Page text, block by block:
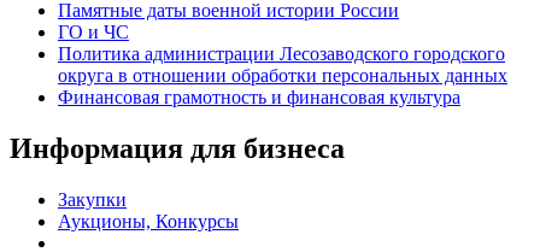
Памятные даты военной истории России
ГО и ЧС
Политика администрации Лесозаводского городского
округа в отношении обработки персональных данных
Финансовая грамотность и финансовая культура
Информация для бизнеса
Закупки
Аукционы, Конкурсы